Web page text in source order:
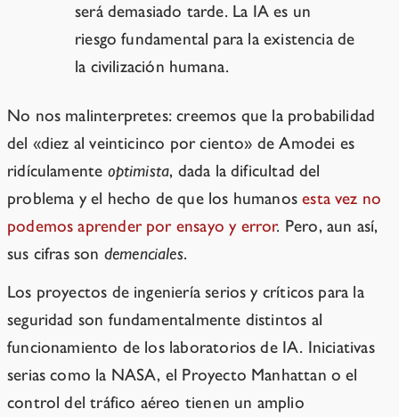
será demasiado tarde. La IA es un
riesgo fundamental para la existencia de
la civilización humana.
No nos malinterpretes: creemos que la probabilidad
del «diez al veinticinco por ciento» de Amodei es
ridículamente optimista, dada la dificultad del
problema y el hecho de que los humanosesta vez no
podemos aprender por ensayo y error. Pero, aun así,
sus cifras son demenciales.
Los proyectos de ingeniería serios y críticos para la
seguridad son fundamentalmente distintos al
funcionamiento de los laboratorios de IA. Iniciativas
serias como la NASA, el Proyecto Manhattan o el
control del tráfico aéreo tienen un amplio